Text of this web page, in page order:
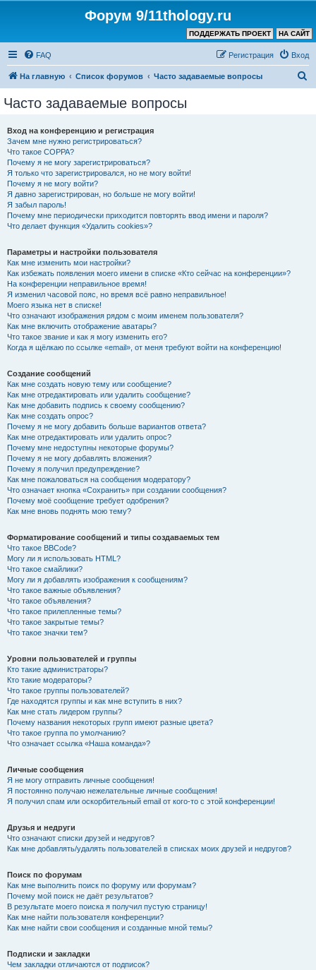
Форум 9/11thology.ru
НА САЙТ
ПОДДЕРЖАТЬ ПРОЕКТ
FAQ Вход
Регистрация
На главную Список форумов Часто задаваемые вопросы
Часто задаваемые вопросы
Вход на конференцию и регистрация
Зачем мне нужно регистрироваться?
Что такое COPPA?
Почему я не могу зарегистрироваться?
Я только что зарегистрировался, но не могу войти!
Почему я не могу войти?
Я давно зарегистрирован, но больше не могу войти!
Я забыл пароль!
Почему мне периодически приходится повторять ввод имени и пароля?
Что делает функция «Удалить cookies»?
Параметры и настройки пользователя
Как мне изменить мои настройки?
Как избежать появления моего имени в списке «Кто сейчас на конференции»?
На конференции неправильное время!
Я изменил часовой пояс, но время всё равно неправильное!
Моего языка нет в списке!
Что означают изображения рядом с моим именем пользователя?
Как мне включить отображение аватары?
Что такое звание и как я могу изменить его?
Когда я щёлкаю по ссылке «email», от меня требуют войти на конференцию!
Создание сообщений
Как мне создать новую тему или сообщение?
Как мне отредактировать или удалить сообщение?
Как мне добавить подпись к своему сообщению?
Как мне создать опрос?
Почему я не могу добавить больше вариантов ответа?
Как мне отредактировать или удалить опрос?
Почему мне недоступны некоторые форумы?
Почему я не могу добавлять вложения?
Почему я получил предупреждение?
Как мне пожаловаться на сообщения модератору?
Что означает кнопка «Сохранить» при создании сообщения?
Почему моё сообщение требует одобрения?
Как мне вновь поднять мою тему?
Форматирование сообщений и типы создаваемых тем
Что такое BBCode?
Могу ли я использовать HTML?
Что такое смайлики?
Могу ли я добавлять изображения к сообщениям?
Что такое важные объявления?
Что такое объявления?
Что такое прилепленные темы?
Что такое закрытые темы?
Что такое значки тем?
Уровни пользователей и группы
Кто такие администраторы?
Кто такие модераторы?
Что такое группы пользователей?
Где находятся группы и как мне вступить в них?
Как мне стать лидером группы?
Почему названия некоторых групп имеют разные цвета?
Что такое группа по умолчанию?
Что означает ссылка «Наша команда»?
Личные сообщения
Я не могу отправить личные сообщения!
Я постоянно получаю нежелательные личные сообщения!
Я получил спам или оскорбительный email от кого-то с этой конференции!
Друзья и недруги
Что означают списки друзей и недругов?
Как мне добавлять/удалять пользователей в списках моих друзей и недругов?
Поиск по форумам
Как мне выполнить поиск по форуму или форумам?
Почему мой поиск не даёт результатов?
В результате моего поиска я получил пустую страницу!
Как мне найти пользователя конференции?
Как мне найти свои сообщения и созданные мной темы?
Подписки и закладки
Чем закладки отличаются от подписок?